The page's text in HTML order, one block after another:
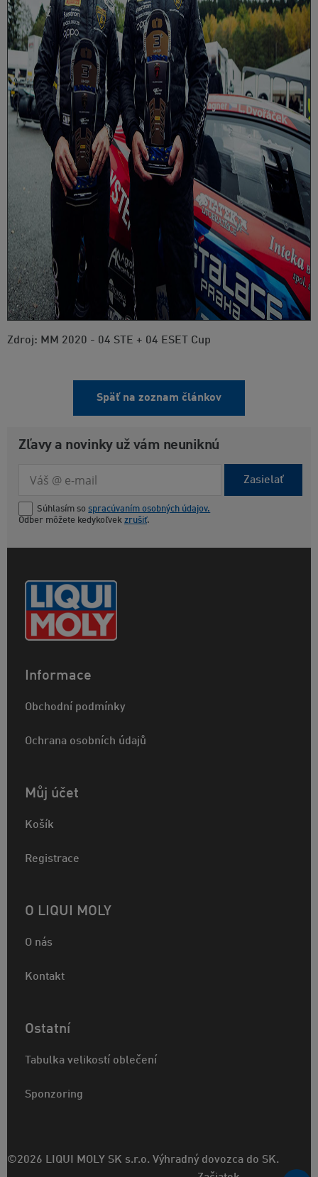
Zdroj: MM 2020 - 04 STE + 04 ESET Cup
Späť na zoznam článkov
Zľavy a novinky už vám neuniknú
Zasielať
Súhlasím so spracúvaním osobných údajov.
Odber môžete kedykoľvek zrušiť.
Informace
Obchodní podmínky
Ochrana osobních údajů
Můj účet
Košík
Registrace
O LIQUI MOLY
O nás
Kontakt
Ostatní
Tabulka velikostí oblečení
Sponzoring
©2026 LIQUI MOLY SK s.r.o. Výhradný dovozca do SK.